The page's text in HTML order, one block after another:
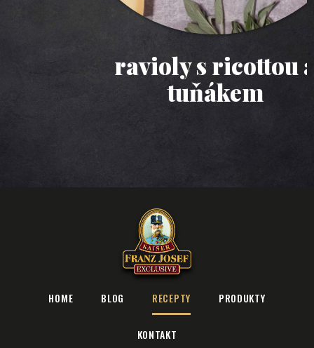
ravioly s ricottou a
tuňákem
HOME BLOG RECEPTY PRODUKTY
KONTAKT